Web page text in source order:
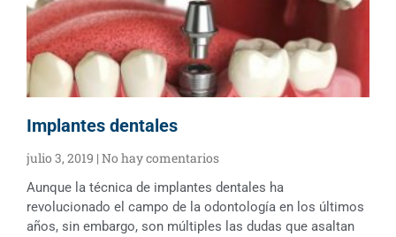
Implantes dentales
julio 3, 2019 No hay comentarios
Aunque la técnica de implantes dentales ha
revolucionado el campo de la odontología en los últimos
años, sin embargo, son múltiples las dudas que asaltan